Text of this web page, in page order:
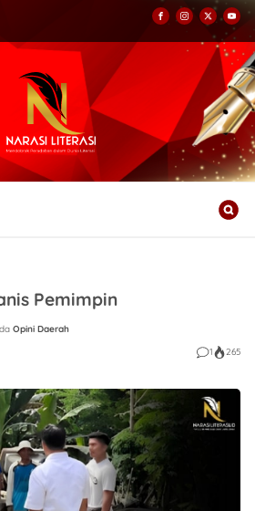
Pemimpin
Opini Daerah
1
265